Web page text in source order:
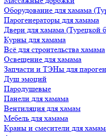
Оборудование для хамама
Парогенераторы для хамама
Двери для хамама (Турецкой
Курны для хамама
Всё для строительства хамама
Освещение для хамама
Запчасти и ТЭНы для
Душ эмоций
Пародушевые
Панели для хамама
Вентиляция для хамам
Мебель для хамама
Краны и смесители для